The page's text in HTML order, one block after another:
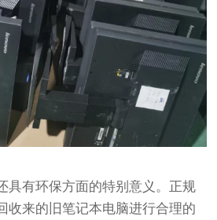
具有环保方面的特别意义。正规
收来的旧笔记本电脑进行合理的